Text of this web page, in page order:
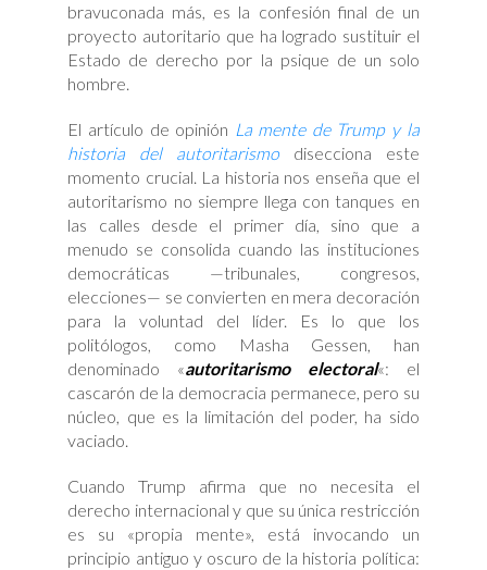
bravuconada más, es la confesión final de un
proyecto autoritario que ha logrado sustituir el
Estado de derecho por la psique de un solo
hombre.
El artículo de opinión La mente de Trump y la
historia del autoritarismo
disecciona este
momento crucial. La historia nos enseña que el
autoritarismo no siempre llega con tanques en
las calles desde el primer día, sino que a
menudo se consolida cuando las instituciones
democráticas —tribunales, congresos,
elecciones— se convierten en mera decoración
para la voluntad del líder. Es lo que los
politólogos, como Masha Gessen, han
denominado «autoritarismo electoral«: el
cascarón de la democracia permanece, pero su
núcleo, que es la limitación del poder, ha sido
vaciado.
Cuando Trump afirma que no necesita el
derecho internacional y que su única restricción
es su «propia mente», está invocando un
principio antiguo y oscuro de la historia política: